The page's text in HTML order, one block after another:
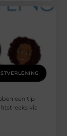
een tip
via